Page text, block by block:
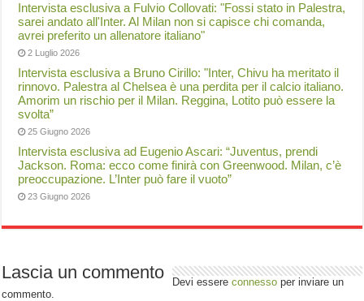
Intervista esclusiva a Fulvio Collovati: "Fossi stato in Palestra,
sarei andato all'Inter. Al Milan non si capisce chi comanda,
avrei preferito un allenatore italiano"
2 Luglio 2026
Intervista esclusiva a Bruno Cirillo: "Inter, Chivu ha meritato il
rinnovo. Palestra al Chelsea è una perdita per il calcio italiano.
Amorim un rischio per il Milan. Reggina, Lotito può essere la
svolta”
25 Giugno 2026
Intervista esclusiva ad Eugenio Ascari: “Juventus, prendi
Jackson. Roma: ecco come finirà con Greenwood. Milan, c’è
preoccupazione. L’Inter può fare il vuoto”
23 Giugno 2026
Lascia un commento Devi essereconnesso per inviare un
commento.